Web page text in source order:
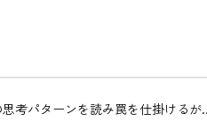
考パターンを読み罠を仕掛ける